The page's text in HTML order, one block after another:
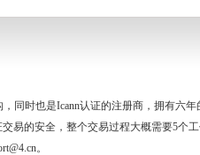
同时也是Icann认证的注册商，拥有六
易的安全，整个交易过程大概需要5个工
。